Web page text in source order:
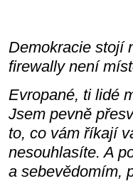
Demokracie stojí
firewally není
Evropané, ti lidé
Jsem pevně
to, co vám říkají
nesouhlasíte. A
a sebevědomím,